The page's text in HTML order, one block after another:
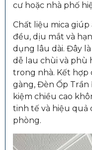
cư hoặc nhà phố
Chất liệu mica
đều, dịu mắt và
dụng lâu dài. Đây
dễ lau chùi và phù
trong nhà. Kết hợp
gàng, Đèn Ốp Trần
kiệm chiều cao
tinh tế và hiệu quả
phòng.